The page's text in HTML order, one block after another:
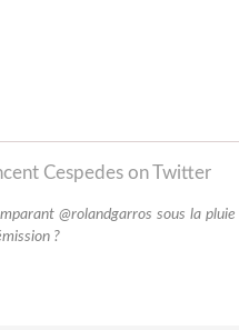
Cespedes on Twitter
@rolandgarros sous la
?